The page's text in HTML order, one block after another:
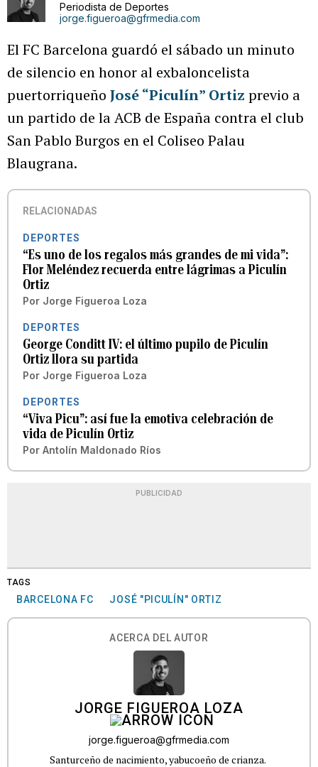
Periodista de Deportes
jorge.figueroa@gfrmedia.com
El FC Barcelona guardó el sábado un minuto
de silencio en honor al exbaloncelista
puertorriqueño José “Piculín” Ortiz previo a
un partido de la ACB de España contra el club
San Pablo Burgos en el Coliseo Palau
Blaugrana.
RELACIONADAS
DEPORTES
“Es uno de los regalos más grandes de mi vida”:
Flor Meléndez recuerda entre lágrimas a Piculín
Ortiz
Por Jorge Figueroa Loza
DEPORTES
George Conditt IV: el último pupilo de Piculín
Ortiz llora su partida
Por Jorge Figueroa Loza
DEPORTES
“Viva Picu”: así fue la emotiva celebración de
vida de Piculín Ortiz
Por Antolín Maldonado Ríos
PUBLICIDAD
TAGS
BARCELONA FC JOSÉ "PICULÍN" ORTIZ
ACERCA DEL AUTOR
JORGE FIGUEROA LOZA
jorge.figueroa@gfrmedia.com
Santurceño de nacimiento, yabucoeño de crianza.